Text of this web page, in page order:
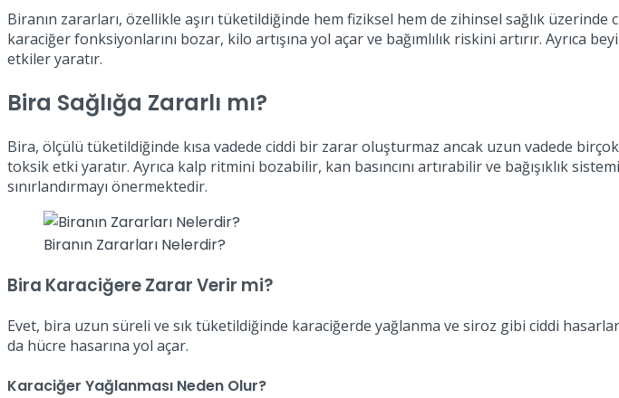
Biranın zararları, özellikle aşırı tüketildiğinde hem fiziksel hem de zihinsel sağlık
karaciğer fonksiyonlarını bozar, kilo artışına yol açar ve bağımlılık riskini artırır.
etkiler yaratır.
Bira Sağlığa Zararlı mı?
Bira, ölçülü tüketildiğinde kısa vadede ciddi bir zarar oluşturmaz ancak uzun vadede
toksik etki yaratır. Ayrıca kalp ritmini bozabilir, kan basıncını artırabilir ve bağışıklık
sınırlandırmayı önermektedir.
Biranın Zararları Nelerdir?
Bira Karaciğere Zarar Verir mi?
Evet, bira uzun süreli ve sık tüketildiğinde karaciğerde yağlanma ve siroz gibi ciddi
da hücre hasarına yol açar.
Karaciğer Yağlanması Neden Olur?